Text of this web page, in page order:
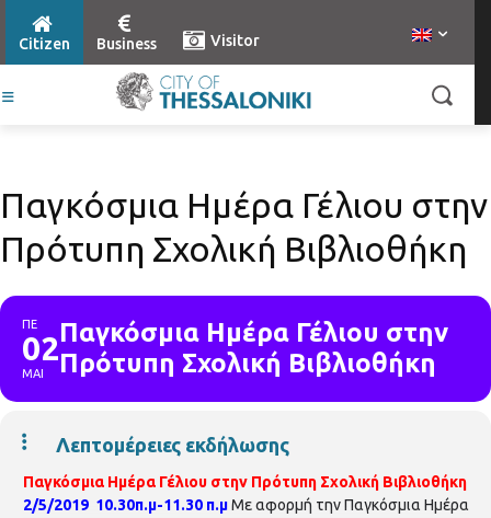
Citizen Business Visitor
Παγκόσμια Ημέρα Γέλιου στην
Πρότυπη Σχολική Βιβλιοθήκη
ΠΕ
02
ΜΑΙ
Παγκόσμια Ημέρα Γέλιου στην
Πρότυπη Σχολική Βιβλιοθήκη
Λεπτομέρειες εκδήλωσης
Παγκόσμια Ημέρα Γέλιου στην Πρότυπη Σχολική Βιβλιοθήκη
2/5/2019 10.30π.μ-11.30 π.μΜε αφορμή την Παγκόσμια Ημέρα